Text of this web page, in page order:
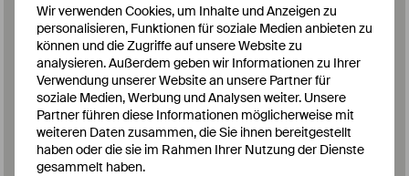
Ausrichtung als Spezialbank für strukturierte
Kredite risikoorientiert flankiert werden.
Gleichzeitig haben wir uns strategische Ziele
gesetzt, an denen wir uns zukünftig messen
lassen.“ erläutert Wargers.
Von der Transformation zur Skalierung
Wir verwenden Cookies, um Inhalte und Anzeigen zu
personalisieren, Funktionen für soziale Medien anbieten zu
können und die Zugriffe auf unsere Website zu
analysieren. Außerdem geben wir Informationen zu Ihrer
Verwendung unserer Website an unsere Partner für
soziale Medien, Werbung und Analysen weiter. Unsere
Partner führen diese Informationen möglicherweise mit
weiteren Daten zusammen, die Sie ihnen bereitgestellt
haben oder die sie im Rahmen Ihrer Nutzung der Dienste
gesammelt haben.